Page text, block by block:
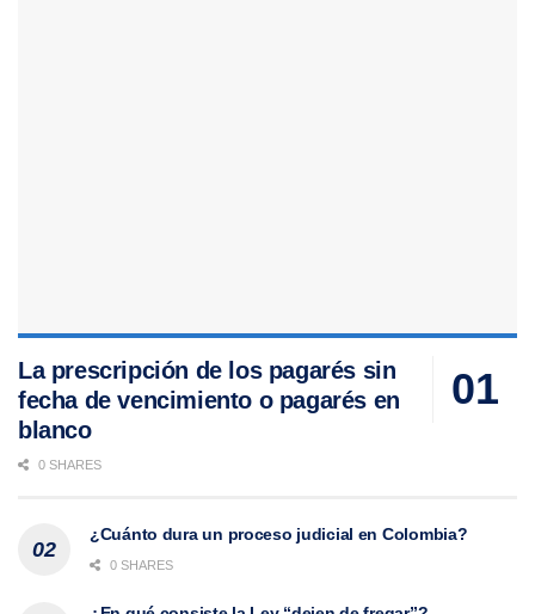
La prescripción de los pagarés sin
fecha de vencimiento o pagarés en
blanco
0 SHARES
¿Cuánto dura un proceso judicial en Colombia?
0 SHARES